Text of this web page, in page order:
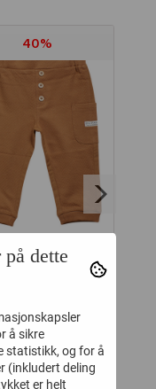
40%
BUKSE
270,-
162,-
Kjøp
dette
å sikre
statistikk, og for å
(inkludert deling
er helt